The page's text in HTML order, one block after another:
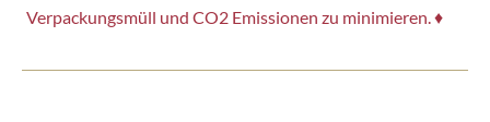
Verpackungsmüll und CO2 Emissionen zu minimieren. ♦